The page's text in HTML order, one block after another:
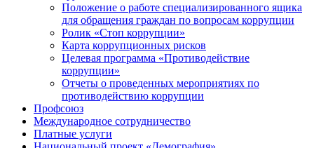
Положение о работе специализированного ящика
для обращения граждан по вопросам коррупции
Ролик «Стоп коррупции»
Карта коррупционных рисков
Целевая программа «Противодействие
коррупции»
Отчеты о проведенных мероприятиях по
противодействию коррупции
Профсоюз
Международное сотрудничество
Платные услуги